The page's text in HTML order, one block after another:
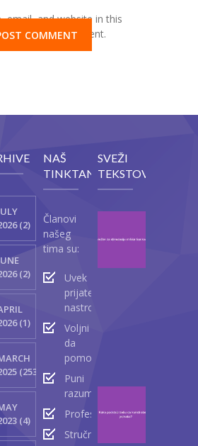
email, and website in this
next time I comment.
(2)
(2)
(1)
(2530)
(4)
NAŠ
TINKTANK
Članovi
našeg
tima su:
Uvek
prijateljski
nastrojeni
Voljni
da
pomognu
Puni
razumevanja
Profesionalci
Stručnjaci
SVEŽI
TEKSTOVI